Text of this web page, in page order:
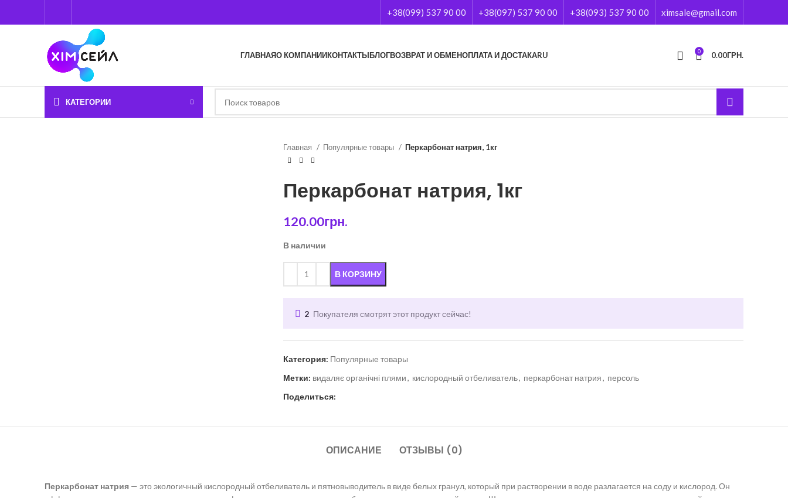
+38(099) 537 90 00 +38(097) 537 90 00 +38(093) 537 90 00 ximsale@gmail.com
ГЛАВНАЯО КОМПАНИИКОНТАКТЫБЛОГВОЗВРАТ И ОБМЕНОПЛАТА И ДОСТАКАRU 0 0.00ГРН.
КАТЕГОРИИ
Главная Популярные товары Перкарбонат натрия, 1кг
Перкарбонат натрия, 1кг
120.00грн.
В наличии
В КОРЗИНУ
2 Покупателя смотрят этот продукт сейчас!
Категория: Популярные товары
Метки: видаляє органічні плями, кислородный отбеливатель, перкарбонат натрия, персоль
Поделиться:
ОПИСАНИЕ ОТЗЫВЫ (0)
Перкарбонат натрия — это экологичный кислородный отбеливатель и пятновыводитель в виде белых гранул, который при растворении в воде разлагается на соду и кислород. Он